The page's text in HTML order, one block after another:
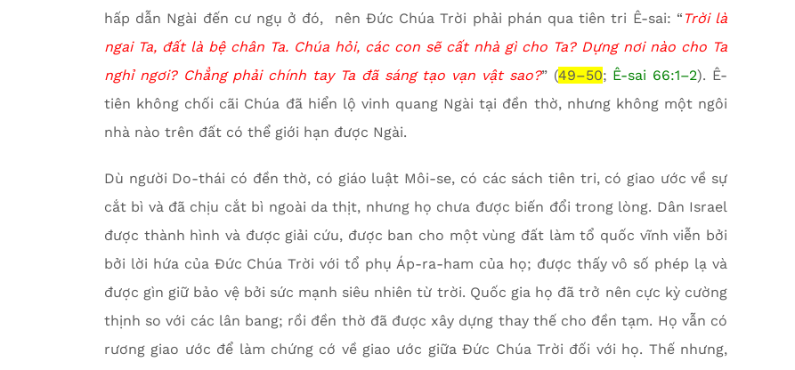
hấp dẫn Ngài đến cư ngụ ở đó, nên Đức Chúa Trời phải phán qua tiên tri Ê-sai: “ Trời là
ngai Ta, đất là bệ chân Ta. Chúa hỏi, các con sẽ cất nhà gì cho Ta? Dựng nơi nào cho Ta
nghỉ ngơi? Chẳng phải chính tay Ta đã sáng tạo vạn vật sao?” (49–50; Ê-sai 66:1–2). Ê-
tiên không chối cãi Chúa đã hiển lộ vinh quang Ngài tại đền thờ, nhưng không một ngôi
nhà nào trên đất có thể giới hạn được Ngài.
Dù người Do-thái có đền thờ, có giáo luật Môi-se, có các sách tiên tri, có giao ước về sự
cắt bì và đã chịu cắt bì ngoài da thịt, nhưng họ chưa được biến đổi trong lòng. Dân Israel
được thành hình và được giải cứu, được ban cho một vùng đất làm tổ quốc vĩnh viễn bởi
bởi lời hứa của Đức Chúa Trời với tổ phụ Áp-ra-ham của họ; được thấy vô số phép lạ và
được gìn giữ bảo vệ bởi sức mạnh siêu nhiên từ trời. Quốc gia họ đã trở nên cực kỳ cường
thịnh so với các lân bang; rồi đền thờ đã được xây dựng thay thế cho đền tạm. Họ vẫn có
rương giao ước để làm chứng cớ về giao ước giữa Đức Chúa Trời đối với họ. Thế nhưng,